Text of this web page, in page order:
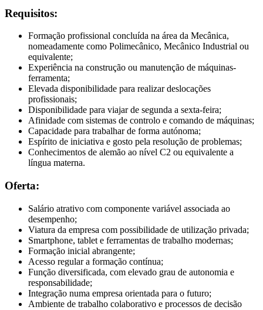
Requisitos:
Formação profissional concluída na área da Mecânica,
nomeadamente como Polimecânico, Mecânico Industrial ou
equivalente;
Experiência na construção ou manutenção de máquinas-
ferramenta;
Elevada disponibilidade para realizar deslocações
profissionais;
Disponibilidade para viajar de segunda a sexta-feira;
Afinidade com sistemas de controlo e comando de máquinas;
Capacidade para trabalhar de forma autónoma;
Espírito de iniciativa e gosto pela resolução de problemas;
Conhecimentos de alemão ao nível C2 ou equivalente a
língua materna.
Oferta:
Salário atrativo com componente variável associada ao
desempenho;
Viatura da empresa com possibilidade de utilização privada;
Smartphone, tablet e ferramentas de trabalho modernas;
Formação inicial abrangente;
Acesso regular a formação contínua;
Função diversificada, com elevado grau de autonomia e
responsabilidade;
Integração numa empresa orientada para o futuro;
Ambiente de trabalho colaborativo e processos de decisão